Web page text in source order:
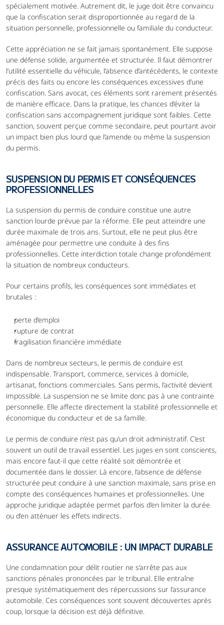
spécialement motivée. Autrement dit, le juge doit être convaincu
que la confiscation serait disproportionnée au regard de la
situation personnelle, professionnelle ou familiale du conducteur.
Cette appréciation ne se fait jamais spontanément. Elle suppose
une défense solide, argumentée et structurée. Il faut démontrer
l’utilité essentielle du véhicule, l’absence d’antécédents, le contexte
précis des faits ou encore les conséquences excessives d’une
confiscation. Sans avocat, ces éléments sont rarement présentés
de manière efficace. Dans la pratique, les chances d’éviter la
confiscation sans accompagnement juridique sont faibles. Cette
sanction, souvent perçue comme secondaire, peut pourtant avoir
un impact bien plus lourd que l’amende ou même la suspension
du permis.
SUSPENSION DU PERMIS ET CONSÉQUENCES
PROFESSIONNELLES
La suspension du permis de conduire constitue une autre
sanction lourde prévue par la réforme. Elle peut atteindre une
durée maximale de trois ans. Surtout, elle ne peut plus être
aménagée pour permettre une conduite à des fins
professionnelles. Cette interdiction totale change profondément
la situation de nombreux conducteurs.
Pour certains profils, les conséquences sont immédiates et
brutales :
perte d’emploi
rupture de contrat
fragilisation financière immédiate
Dans de nombreux secteurs, le permis de conduire est
indispensable. Transport, commerce, services à domicile,
artisanat, fonctions commerciales. Sans permis, l’activité devient
impossible. La suspension ne se limite donc pas à une contrainte
personnelle. Elle affecte directement la stabilité professionnelle et
économique du conducteur et de sa famille.
Le permis de conduire n’est pas qu’un droit administratif. C’est
souvent un outil de travail essentiel. Les juges en sont conscients,
mais encore faut-il que cette réalité soit démontrée et
documentée dans le dossier. Là encore, l’absence de défense
structurée peut conduire à une sanction maximale, sans prise en
compte des conséquences humaines et professionnelles. Une
approche juridique adaptée permet parfois d’en limiter la durée
ou d’en atténuer les effets indirects.
ASSURANCE AUTOMOBILE : UN IMPACT DURABLE
Une condamnation pour délit routier ne s’arrête pas aux
sanctions pénales prononcées par le tribunal. Elle entraîne
presque systématiquement des répercussions sur l’assurance
automobile. Ces conséquences sont souvent découvertes après
coup, lorsque la décision est déjà définitive.